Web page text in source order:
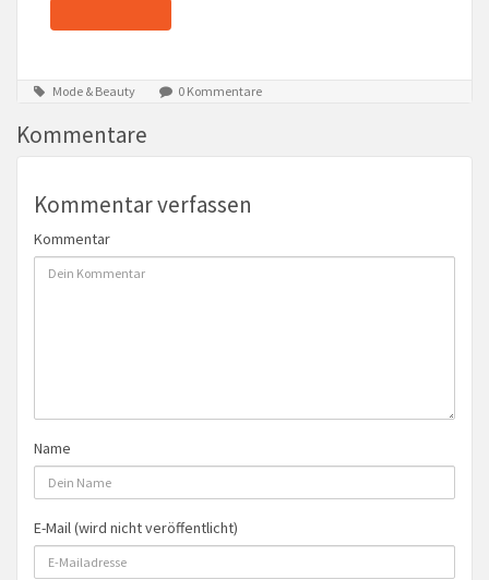
Mode & Beauty 0 Kommentare
Kommentare
Kommentar verfassen
Kommentar
Name
E-Mail (wird nicht veröffentlicht)